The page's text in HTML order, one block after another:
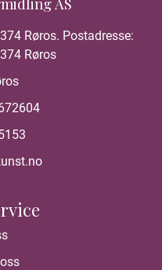
Røros. Postadresse:
Røros